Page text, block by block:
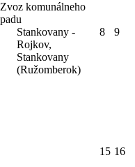
Zvoz komunálneho
Stankovany -
Rojkov,
Stankovany
(Ružomberok)
8 9
15 16